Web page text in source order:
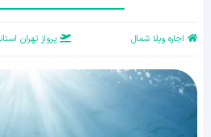
اجاره ویلا شمال پرواز تهران